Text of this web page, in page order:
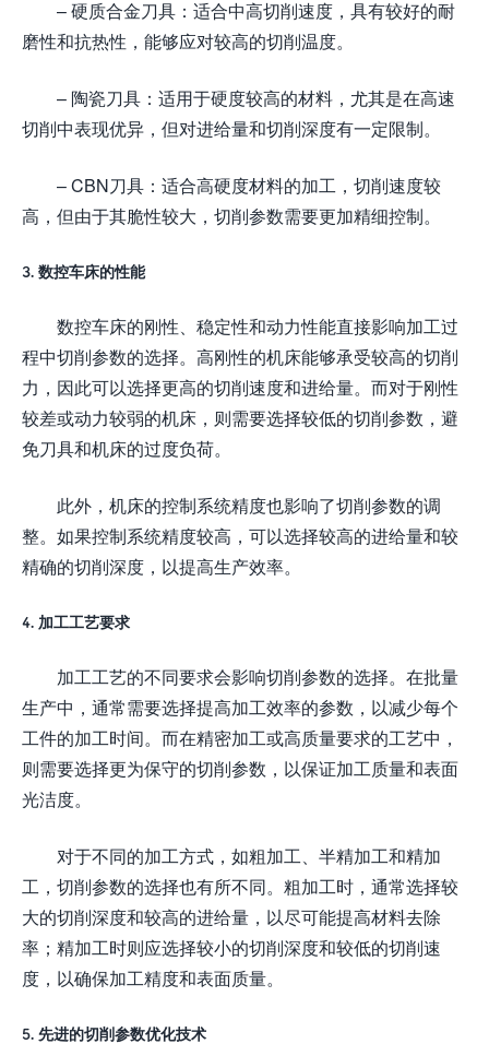
– 硬质合金刀具：适合中高切削速度，具有较好的耐
磨性和抗热性，能够应对较高的切削温度。
– 陶瓷刀具：适用于硬度较高的材料，尤其是在高速
切削中表现优异，但对进给量和切削深度有一定限制。
– CBN刀具：适合高硬度材料的加工，切削速度较
高，但由于其脆性较大，切削参数需要更加精细控制。
3. 数控车床的性能
数控车床的刚性、稳定性和动力性能直接影响加工过
程中切削参数的选择。高刚性的机床能够承受较高的切削
力，因此可以选择更高的切削速度和进给量。而对于刚性
较差或动力较弱的机床，则需要选择较低的切削参数，避
免刀具和机床的过度负荷。
此外，机床的控制系统精度也影响了切削参数的调
整。如果控制系统精度较高，可以选择较高的进给量和较
精确的切削深度，以提高生产效率。
4. 加工工艺要求
加工工艺的不同要求会影响切削参数的选择。在批量
生产中，通常需要选择提高加工效率的参数，以减少每个
工件的加工时间。而在精密加工或高质量要求的工艺中，
则需要选择更为保守的切削参数，以保证加工质量和表面
光洁度。
对于不同的加工方式，如粗加工、半精加工和精加
工，切削参数的选择也有所不同。粗加工时，通常选择较
大的切削深度和较高的进给量，以尽可能提高材料去除
率；精加工时则应选择较小的切削深度和较低的切削速
度，以确保加工精度和表面质量。
5. 先进的切削参数优化技术